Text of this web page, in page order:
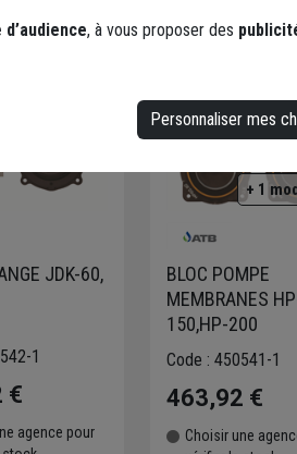
JDK-60,
1
€
agence pour
+ 1
BLOC POMPE
MEMBRANES
150,HP-200
Code : 450541-1
463,92 €
Choisir une
, à vous proposer des
Personnaliser mes